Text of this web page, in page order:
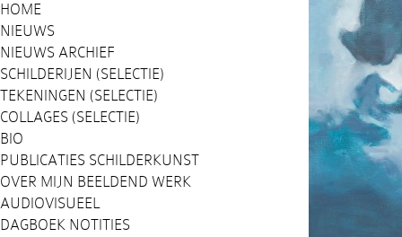
HOME
NIEUWS
NIEUWS ARCHIEF
SCHILDERIJEN (SELECTIE)
TEKENINGEN (SELECTIE)
COLLAGES (SELECTIE)
BIO
PUBLICATIES SCHILDERKUNST
OVER MIJN BEELDEND WERK
AUDIOVISUEEL
DAGBOEK NOTITIES